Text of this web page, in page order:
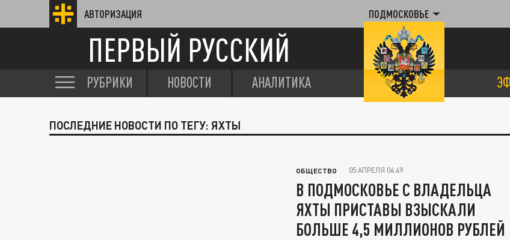
АВТОРИЗАЦИЯ ПОДМОСКОВЬЕ
ПЕРВЫЙ РУССКИЙ
РУБРИКИ НОВОСТИ АНАЛИТИКА
ПОСЛЕДНИЕ НОВОСТИ ПО ТЕГУ: ЯХТЫ
ОБЩЕСТВО 05 АПРЕЛЯ 04:49
В ПОДМОСКОВЬЕ С ВЛАДЕЛЬЦА
ЯХТЫ ПРИСТАВЫ ВЗЫСКАЛИ
БОЛЬШЕ 4,5 МИЛЛИОНОВ РУБЛЕЙ